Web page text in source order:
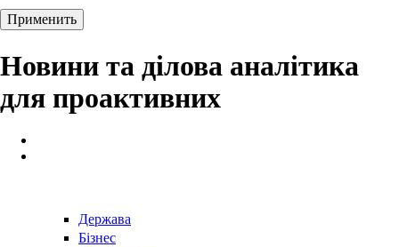
Новини та ділова аналітика
для проактивних
Держава
Бізнес